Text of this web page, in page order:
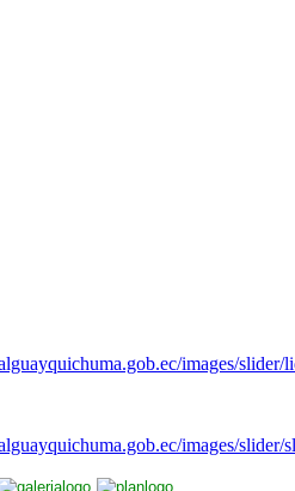
images/slider/
images/slider/